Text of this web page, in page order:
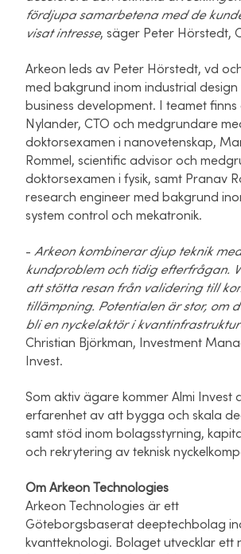
fördjupa samarbetena med de
visat intresse, säger Peter Hörstedt,
Arkeon leds av Peter Hörstedt, vd
med bakgrund inom industrial design
business development. I teamet
Nylander, CTO och medgrundare
doktorsexamen i nanovetenskap,
Rommel, scientific advisor och
doktorsexamen i fysik, samt Pranav
research engineer med bakgrund
system control och mekatronik.
- Arkeon kombinerar djup teknik
kundproblem och tidig efterfrågan.
att stötta resan från validering till
tillämpning. Potentialen är stor, om
bli en nyckelaktör i
Christian Björkman, Investment
Invest.
Som aktiv ägare kommer Almi Invest
erfarenhet av att bygga och skala
samt stöd inom bolagsstyrning,
och rekrytering av teknisk
Om Arkeon Technologies
Arkeon Technologies är ett
Göteborgsbaserat deeptechbolag
kvantteknologi. Bolaget utvecklar ett